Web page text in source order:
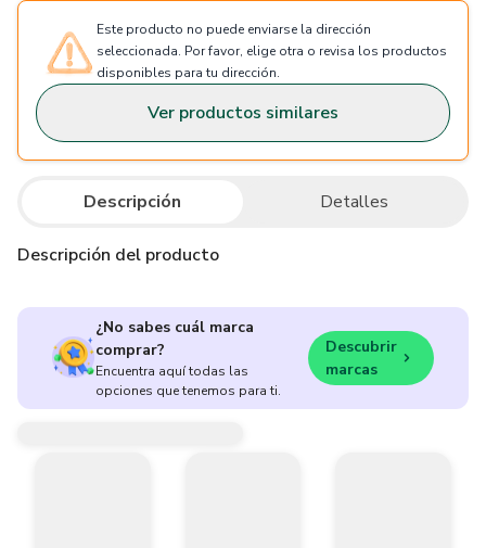
Este producto no puede enviarse la dirección
seleccionada. Por favor, elige otra o revisa los productos
disponibles para tu dirección.
Ver productos similares
Descripción Detalles
Descripción del producto
¿No sabes cuál marca
comprar?
Encuentra aquí todas las
opciones que tenemos para ti.
Descubrir
marcas